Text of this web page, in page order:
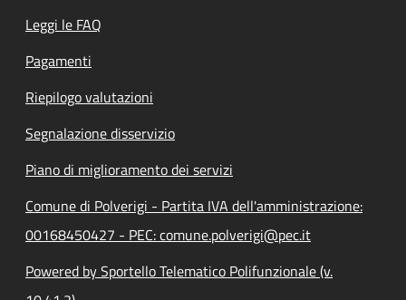
Leggi le FAQ
Pagamenti
Riepilogo valutazioni
Segnalazione disservizio
Piano di miglioramento dei servizi
Comune di Polverigi - Partita IVA dell'amministrazione:
00168450427 - PEC: comune.polverigi@pec.it
Powered by Sportello Telematico Polifunzionale (v.